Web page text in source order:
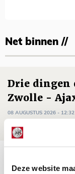
Deze website
Net binnen //
Drie dingen
Zwolle -
08 AUGUSTUS 2026 - 12:32
NIEUWS